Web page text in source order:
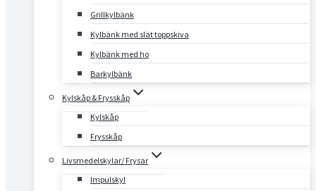
Grillkylbänk
Kylbänk med slät toppskiva
Kylbänk med ho
Barkylbänk
Kylskåp & Frysskåp
Kylskåp
Frysskåp
Livsmedelskylar/ Frysar
Impulskyl